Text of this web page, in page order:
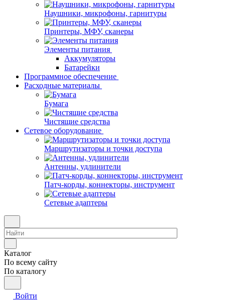
Наушники, микрофоны, гарнитуры
Принтеры, МФУ, сканеры
Элементы питания
Аккумуляторы
Батарейки
Программное обеспечение
Расходные материалы
Бумага
Чистящие средства
Сетевое оборудование
Маршрутизаторы и точки доступа
Антенны, удлинители
Патч-корды, коннекторы, инструмент
Сетевые адаптеры
Каталог
По всему сайту
По каталогу
Войти